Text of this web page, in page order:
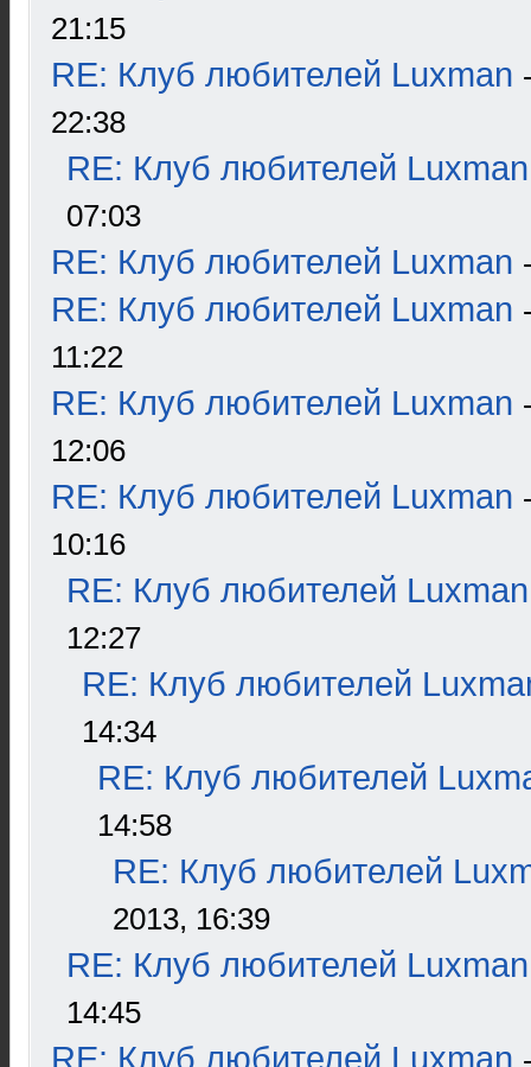
21:15
RE: Клуб любителей Luxman
22:38
RE: Клуб любителей Luxman
07:03
RE: Клуб любителей Luxman
RE: Клуб любителей Luxman
11:22
RE: Клуб любителей Luxman
12:06
RE: Клуб любителей Luxman
10:16
RE: Клуб любителей Luxman
12:27
RE: Клуб любителей
14:34
RE: Клуб любителей
14:58
RE: Клуб любителей
2013, 16:39
RE: Клуб любителей Luxman
14:45
RE: Клуб любителей Luxman